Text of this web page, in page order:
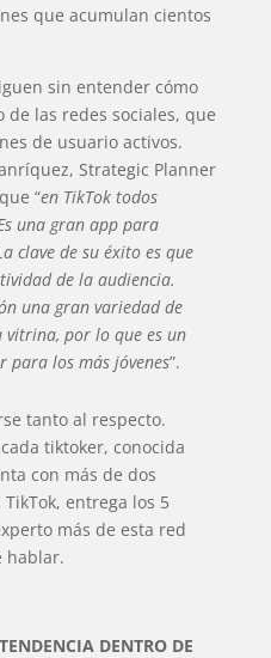
que acumulan cientos
sin entender cómo
las redes sociales, que
de usuario activos.
Strategic Planner
“en TikTok todos
una gran app para
clave de su éxito es que
de la audiencia.
una gran variedad de
vitrina, por lo que es un
para los más jóvenes”.
tanto al respecto.
tiktoker, conocida
con más de dos
entrega los 5
más de esta red
hablar.
DENTRO DE